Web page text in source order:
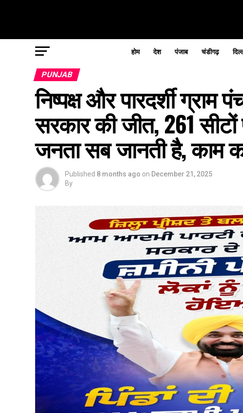
होम देश पंजाब चंडीगढ़
PUNJAB
निष्पक्ष और पारदर्शी
सरकार की जीत, 261
जनता सब जानती है, काम
Published 8 months ago on December 21, 2025
By